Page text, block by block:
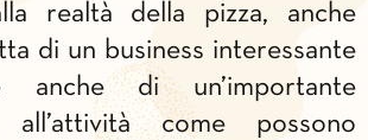
realtà della pizza, anche
di un business interessante
di un’importante
all’attività come possono